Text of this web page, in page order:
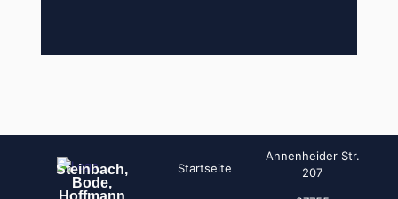
Steinbach,
Bode,
Hoffmann
Startseite
Annenheider Str.
207